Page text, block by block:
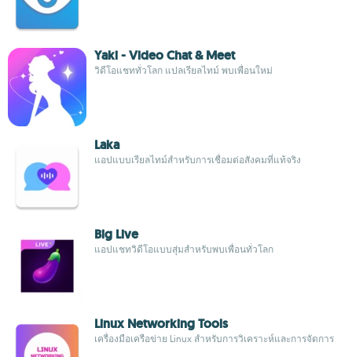
Yaki - Video Chat & Meet
วิดีโอแชททั่วโลก แปลเรียลไทม์ พบเพื่อนใหม่
Laka
แอปแบบเรียลไทม์สำหรับการเชื่อมต่อสังคมที่แท้จริง
Big Live
แอปแชทวิดีโอแบบสุ่มสำหรับพบเพื่อนทั่วโลก
Linux Networking Tools
เครื่องมือเครือข่าย Linux สำหรับการวิเคราะห์และการจัดการ